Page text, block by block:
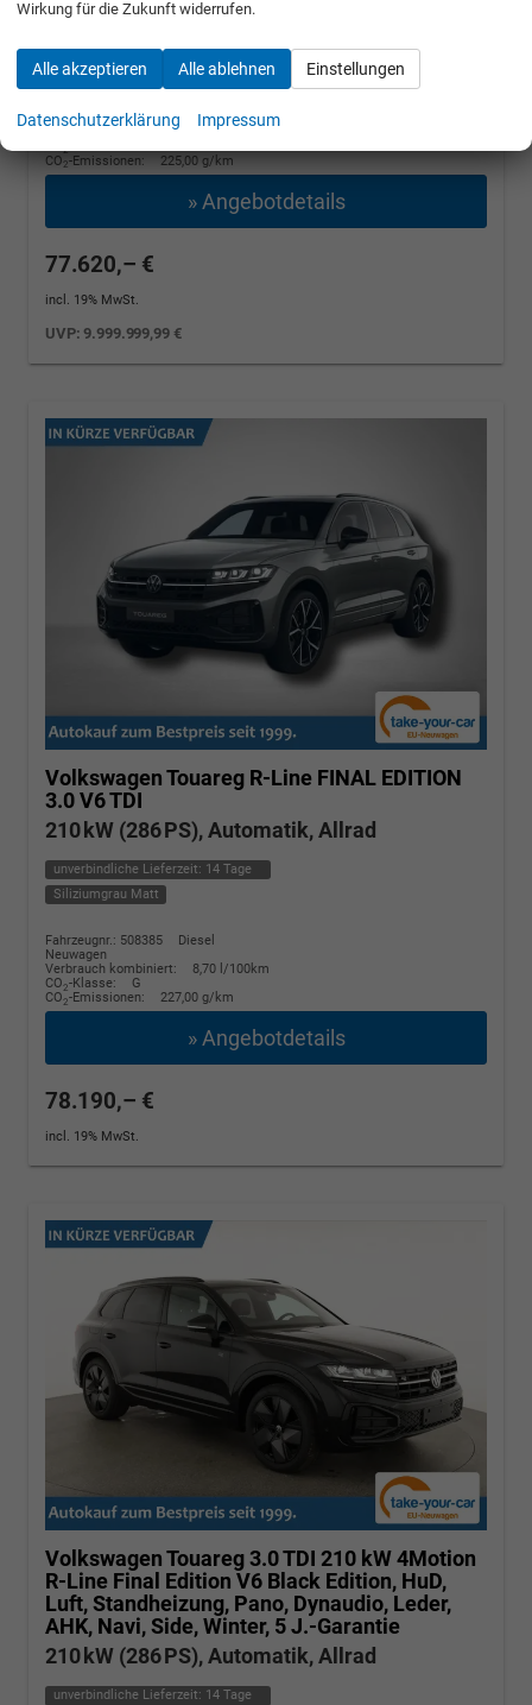
Grenadillschwarz Metallic
Fahrzeug mit Tageszulassung
Verbrauch kombiniert:
8,60 l/100km
2
CO2-Emissionen: 225,00 g/km
» Angebotdetails
77.620,– €
incl. 19% MwSt.
UVP: 9.999.999,99 €
Volkswagen Touareg R-Line FINAL EDITION
3.0 V6 TDI
210 kW (286 PS), Automatik, Allrad
unverbindliche Lieferzeit: 14 Tage
Siliziumgrau Matt
Fahrzeugnr.: 508385
Diesel
Neuwagen
Verbrauch kombiniert:
8,70 l/100km
CO2-Klasse:
G
CO2-Emissionen: 227,00 g/km
» Angebotdetails
78.190,– €
incl. 19% MwSt.
Volkswagen Touareg3.0 TDI 210 kW 4Motion
R-Line Final Edition V6 Black Edition, HuD,
Luft, Standheizung, Pano, Dynaudio, Leder,
AHK, Navi, Side, Winter, 5 J.-Garantie
210 kW (286 PS), Automatik, Allrad
unverbindliche Lieferzeit: 14 Tage
Wirkung für die Zukunft widerrufen.
Alle akzeptieren Alle ablehnen Einstellungen
Datenschutzerklärung Impressum